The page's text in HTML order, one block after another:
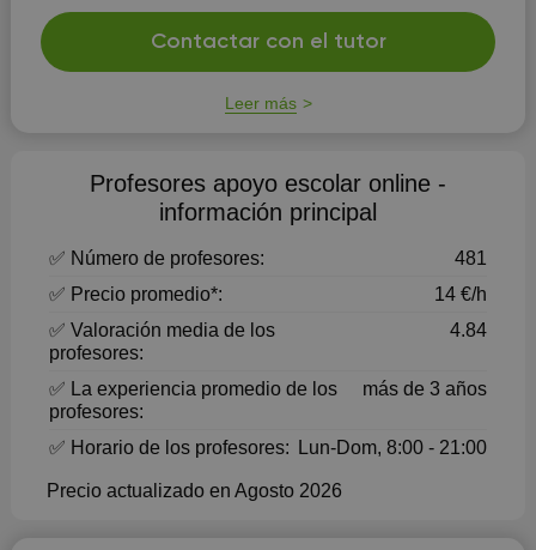
Contactar con el tutor
Leer más
Profesores apoyo escolar online -
información principal
✅ Número de profesores:
481
✅ Precio promedio*:
14 €/h
✅ Valoración media de los
profesores:
4.84
✅ La experiencia promedio de los
profesores:
más de 3 años
✅ Horario de los profesores: Lun-Dom, 8:00 - 21:00
Precio actualizado en Agosto 2026